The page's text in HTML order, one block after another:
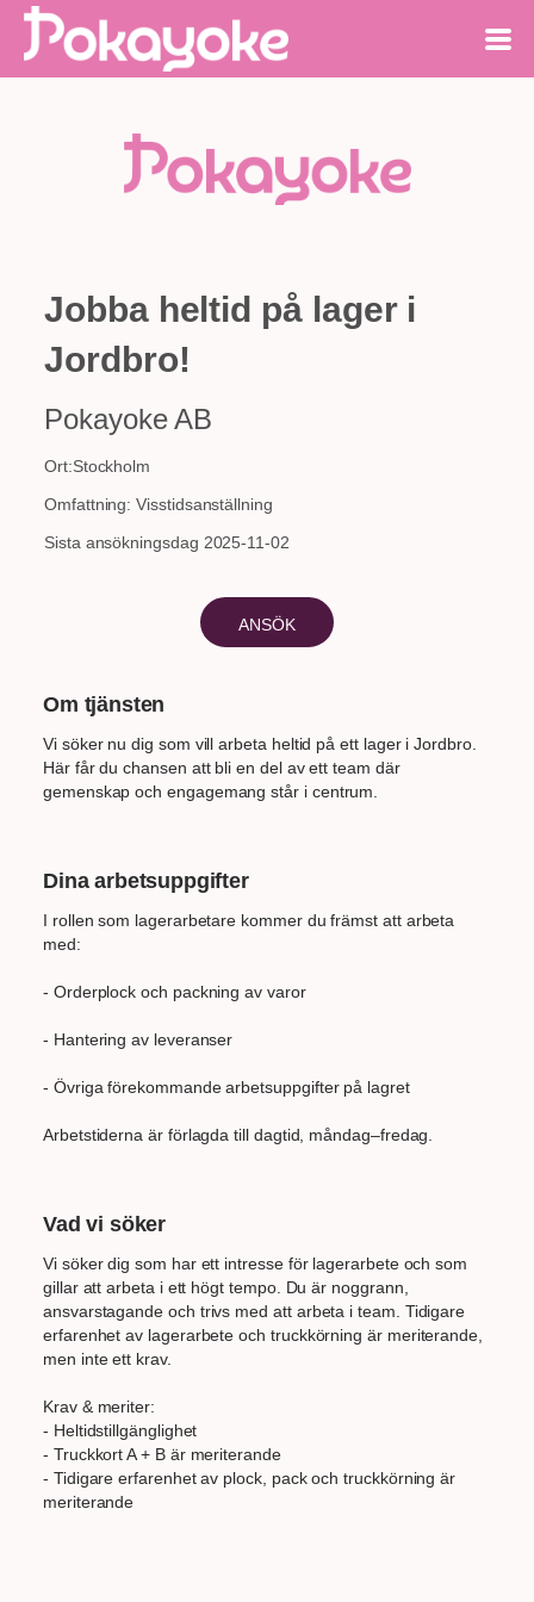
Jobba heltid på lager i
Jordbro!
Pokayoke AB
Ort:Stockholm
Omfattning:Visstidsanställning
Sista ansökningsdag 2025-11-02
ANSÖK
Om tjänsten
Vi söker nu dig som vill arbeta heltid på ett lager i Jordbro.
Här får du chansen att bli en del av ett team där
gemenskap och engagemang står i centrum.
Dina arbetsuppgifter
I rollen som lagerarbetare kommer du främst att arbeta
med:
- Orderplock och packning av varor
- Hantering av leveranser
- Övriga förekommande arbetsuppgifter på lagret
Arbetstiderna är förlagda till dagtid, måndag–fredag.
Vad vi söker
Vi söker dig som har ett intresse för lagerarbete och som
gillar att arbeta i ett högt tempo. Du är noggrann,
ansvarstagande och trivs med att arbeta i team. Tidigare
erfarenhet av lagerarbete och truckkörning är meriterande,
men inte ett krav.
Krav & meriter:
- Heltidstillgänglighet
- Truckkort A + B är meriterande
- Tidigare erfarenhet av plock, pack och truckkörning är
meriterande